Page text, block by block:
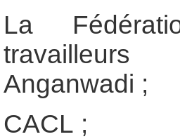
La
Anganwadi ;
CACL ;